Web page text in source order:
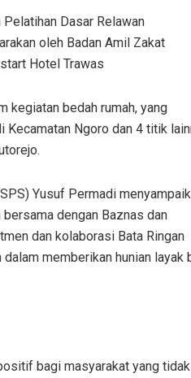
Dasar Relawan
oleh Badan Amil Zakat
Hotel Trawas
kegiatan bedah rumah, yang
Ngoro dan 4 titik
Yusuf Permadi
dengan Baznas dan
dan kolaborasi Bata Ringan
memberikan hunian layak
bagi masyarakat yang